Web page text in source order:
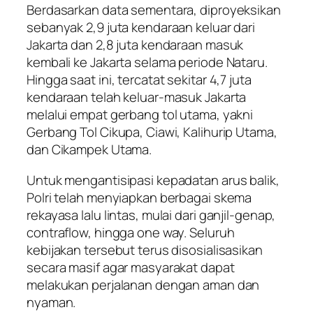
Berdasarkan data sementara, diproyeksikan
sebanyak 2,9 juta kendaraan keluar dari
Jakarta dan 2,8 juta kendaraan masuk
kembali ke Jakarta selama periode Nataru.
Hingga saat ini, tercatat sekitar 4,7 juta
kendaraan telah keluar-masuk Jakarta
melalui empat gerbang tol utama, yakni
Gerbang Tol Cikupa, Ciawi, Kalihurip Utama,
dan Cikampek Utama.
Untuk mengantisipasi kepadatan arus balik,
Polri telah menyiapkan berbagai skema
rekayasa lalu lintas, mulai dari ganjil-genap,
contraflow, hingga one way. Seluruh
kebijakan tersebut terus disosialisasikan
secara masif agar masyarakat dapat
melakukan perjalanan dengan aman dan
nyaman.